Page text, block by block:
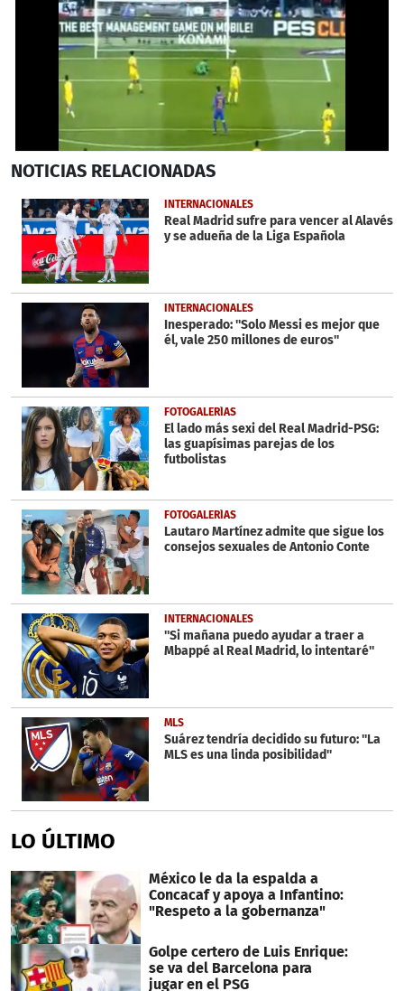
seconds
29
seconds
NOTICIAS RELACIONADAS
INTERNACIONALES
Real Madrid sufre para vencer al Alavés
y se adueña de la Liga Española
INTERNACIONALES
Inesperado: ''Solo Messi es mejor que
él, vale 250 millones de euros''
FOTOGALERÍAS
El lado más sexi del Real Madrid-PSG:
las guapísimas parejas de los
futbolistas
FOTOGALERÍAS
Lautaro Martínez admite que sigue los
consejos sexuales de Antonio Conte
INTERNACIONALES
''Si mañana puedo ayudar a traer a
Mbappé al Real Madrid, lo intentaré''
MLS
Suárez tendría decidido su futuro: ''La
MLS es una linda posibilidad''
LO ÚLTIMO
México le da la espalda a
Concacaf y apoya a Infantino:
"Respeto a la gobernanza"
Golpe certero de Luis Enrique:
se va del Barcelona para
jugar en el PSG